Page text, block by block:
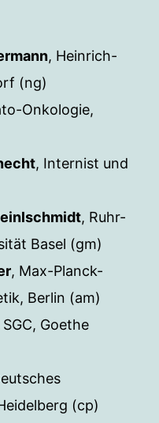
, Heinrich-
(ng)
Onkologie,
, Internist und
, Ruhr-
Basel (gm)
, Max-Planck-
Berlin (am)
SGC, Goethe
(cp)